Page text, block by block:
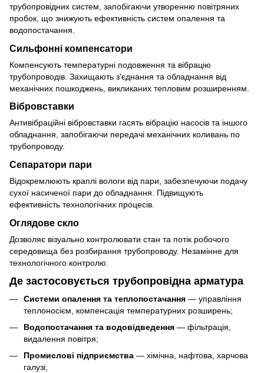
трубопровідних систем, запобігаючи утворенню повітряних
пробок, що знижують ефективність систем опалення та
водопостачання.
Сильфонні компенсатори
Компенсують температурні подовження та вібрацію
трубопроводів. Захищають з'єднання та обладнання від
механічних пошкоджень, викликаних тепловим розширенням.
Вібровставки
Антивібраційні вібровставки гасять вібрацію насосів та іншого
обладнання, запобігаючи передачі механічних коливань по
трубопроводу.
Сепаратори пари
Відокремлюють краплі вологи від пари, забезпечуючи подачу
сухої насиченої пари до обладнання. Підвищують
ефективність технологічних процесів.
Оглядове скло
Дозволяє візуально контролювати стан та потік робочого
середовища без розбирання трубопроводу. Незамінне для
технологічного контролю.
Де застосовується трубопровідна арматура
Системи опалення та теплопостачання — управління
теплоносієм, компенсація температурних розширень;
Водопостачання та водовідведення — фільтрація,
видалення повітря;
Промислові підприємства — хімічна, нафтова, харчова
галузі;